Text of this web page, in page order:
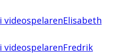
i videospelarenElisabeth
i videospelarenFredrik